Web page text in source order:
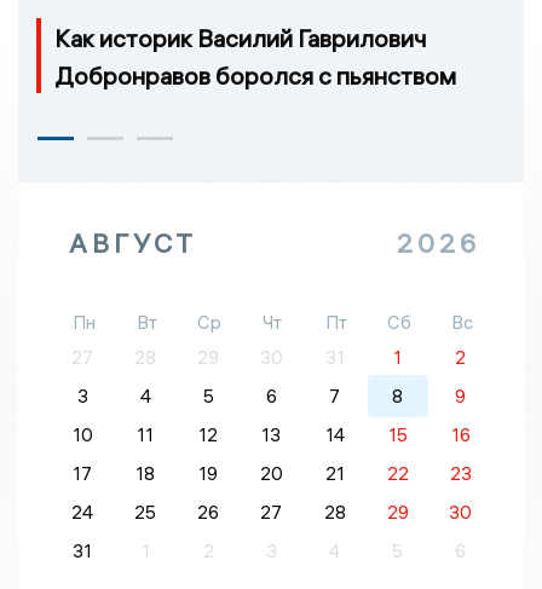
Как историк Василий Гаврилович
Добронравов боролся с пьянством
АВГУСТ 2026
Пн Вт Ср Чт Пт Сб
Вс
27
28 29 30 31 1
2
3
4 5 6 7 8
9
10
11 12 13 14 15
16
17
18 19 20 21 22
23
24
25 26 27 28 29
30
31
1 2 3 4 5 6